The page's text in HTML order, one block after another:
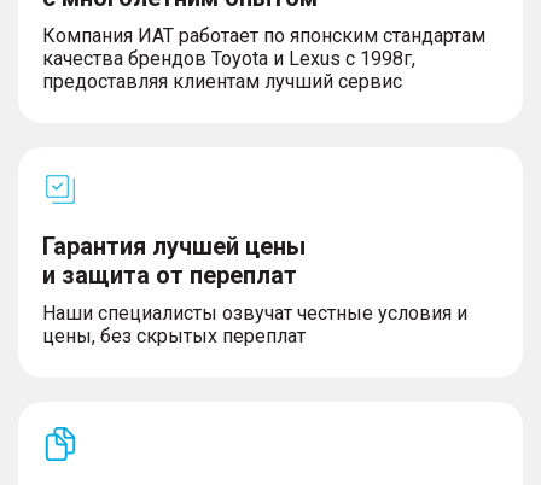
Компания ИАТ работает по японским стандартам
качества брендов Toyota и Lexus с 1998г,
предоставляя клиентам лучший сервис
Гарантия лучшей цены
и защита от переплат
Наши специалисты озвучат честные условия и
цены, без скрытых переплат